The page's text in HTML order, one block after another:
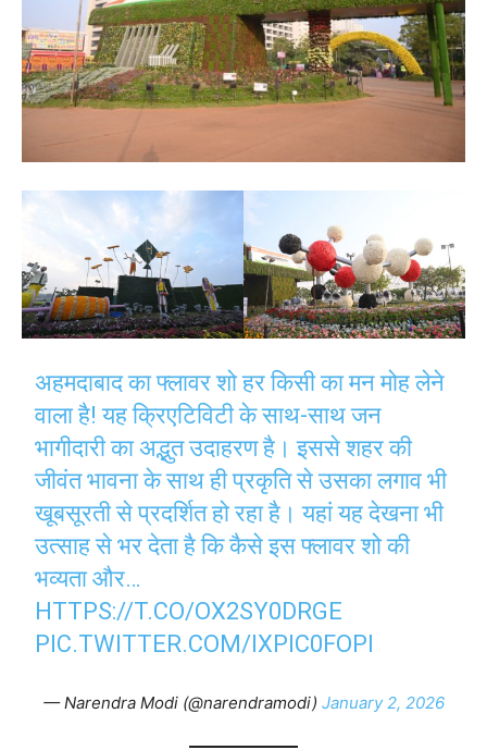
अहमदाबाद का फ्लावर शो हर किसी का मन मोह लेने
वाला है! यह क्रिएटिविटी के साथ-साथ जन
भागीदारी का अद्भुत उदाहरण है। इससे शहर की
जीवंत भावना के साथ ही प्रकृति से उसका लगाव भी
खूबसूरती से प्रदर्शित हो रहा है। यहां यह देखना भी
उत्साह से भर देता है कि कैसे इस फ्लावर शो की
भव्यता और…
HTTPS://T.CO/OX2SY0DRGE
PIC.TWITTER.COM/IXPIC0FOPI
— Narendra Modi (@narendramodi) January 2, 2026